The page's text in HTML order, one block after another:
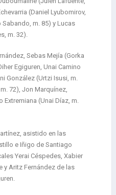
(Daniel Lyubomirov,
Sabando, m. 85) y Lucas
m. 32).
Sebas Mejía (Gorka
Egiguren, Unai Camino
González (Urtzi Isusi, m.
72), Jon Marquínez,
Extremiana (Unai Díaz, m.
asistido en las
e Iñigo de Santiago
Yerai Céspedes, Xabier
y Aritz Fernández de las